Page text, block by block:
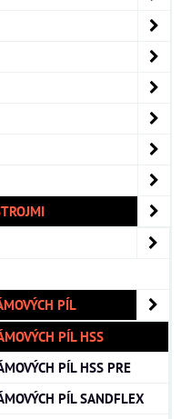
PÍL
PÍL HSS
PÍL HSS PRE
PÍL SANDFLEX